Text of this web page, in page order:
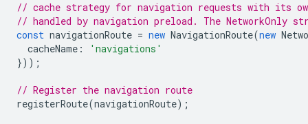
// cache strategy for navigation requests with its
// handled by navigation preload. The NetworkOnly
const navigationRoute = new NavigationRoute(new
cacheName :
'navigations'
}));
// Register the navigation route
registerRoute(navigationRoute);